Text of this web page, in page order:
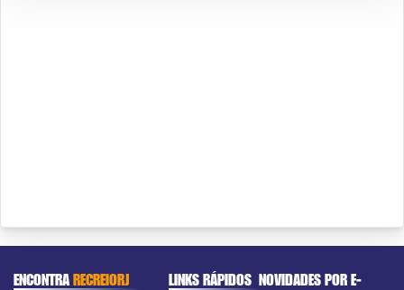
ENCONTRARECREIORJ LINKS RÁPIDOS NOVIDADES POR E-